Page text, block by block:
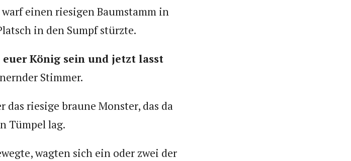
einen riesigen Baumstamm in
in den Sumpf stürzte.
König sein und jetzt lasst
Stimmer.
das riesige braune Monster, das da
Tümpel lag.
wagten sich ein oder zwei der